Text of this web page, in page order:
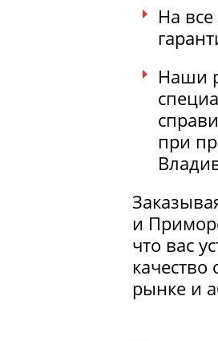
На
Наши
при
и
что вас
рынке и